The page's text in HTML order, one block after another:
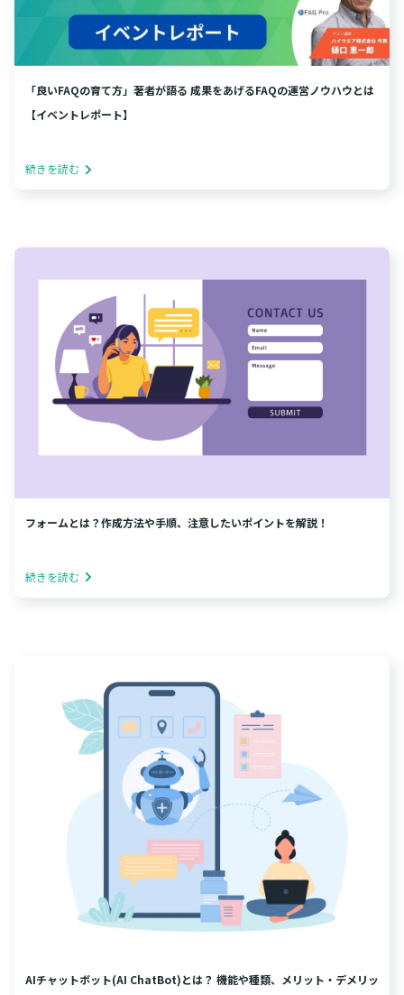
「良いFAQの育て方」著者が語る 成果をあげるFAQの運営ノウハウとは
【イベントレポート】
続きを読む
フォームとは？作成方法や手順、注意したいポイントを解説！
続きを読む
AIチャットボット(AI ChatBot)とは？ 機能や種類、メリット・デメリッ